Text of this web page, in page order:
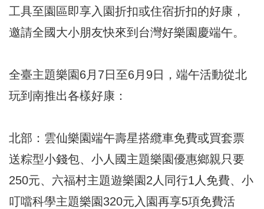
工具至園區即享入園折扣或住宿折扣的好康，
邀請全國大小朋友快來到台灣好樂園慶端午。
全臺主題樂園6月7日至6月9日，端午活動從北
玩到南推出各樣好康：
北部：雲仙樂園端午壽星搭纜車免費或買套票
送粽型小錢包、小人國主題樂園優惠鄉親只要
250元、六福村主題遊樂園2人同行1人免費、小
叮噹科學主題樂園320元入園再享5項免費活